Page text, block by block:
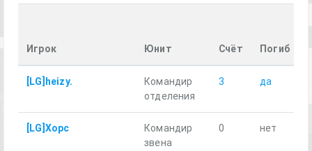
Игрок Юнит Счёт Погиб
[LG]heizy.
Командир
отделения
3 да
[LG]Xopc
Командир
звена
0 нет